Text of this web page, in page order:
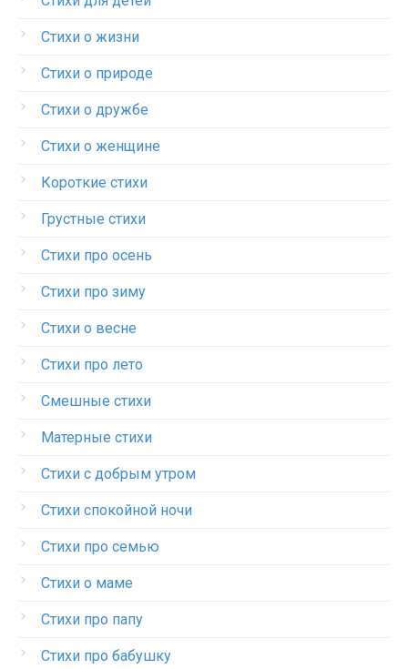
Стихи о жизни
Стихи о природе
Стихи о дружбе
Стихи о женщине
Короткие стихи
Грустные стихи
Стихи про осень
Стихи про зиму
Стихи о весне
Стихи про лето
Смешные стихи
Матерные стихи
Стихи с добрым утром
Стихи спокойной ночи
Стихи про семью
Стихи о маме
Стихи про папу
Стихи про бабушку